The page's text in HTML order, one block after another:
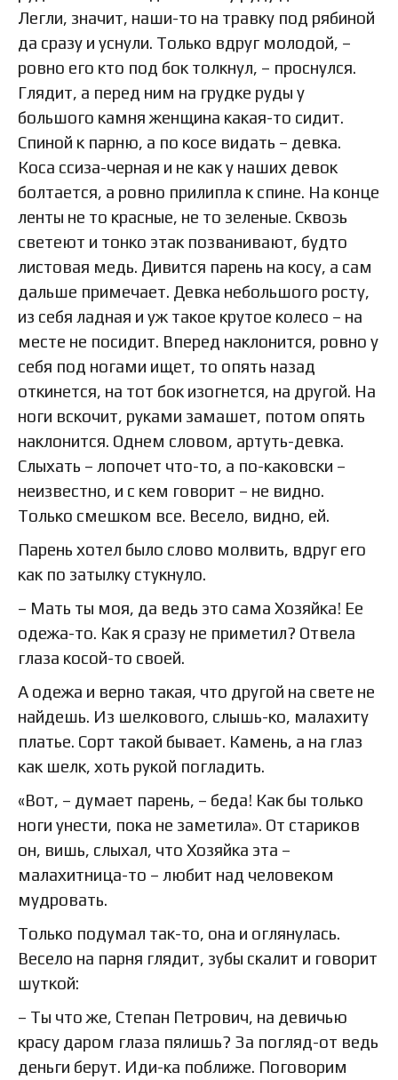
Легли, значит, наши-то на травку под рябиной
да сразу и уснули. Только вдруг молодой, –
ровно его кто под бок толкнул, – проснулся.
Глядит, а перед ним на грудке руды у
большого камня женщина какая-то сидит.
Спиной к парню, а по косе видать – девка.
Коса ссиза-черная и не как у наших девок
болтается, а ровно прилипла к спине. На конце
ленты не то красные, не то зеленые. Сквозь
светеют и тонко этак позванивают, будто
листовая медь. Дивится парень на косу, а сам
дальше примечает. Девка небольшого росту,
из себя ладная и уж такое крутое колесо – на
месте не посидит. Вперед наклонится, ровно у
себя под ногами ищет, то опять назад
откинется, на тот бок изогнется, на другой. На
ноги вскочит, руками замашет, потом опять
наклонится. Однем словом, артуть-девка.
Слыхать – лопочет что-то, а по-каковски –
неизвестно, и с кем говорит – не видно.
Только смешком все. Весело, видно, ей.
Парень хотел было слово молвить, вдруг его
как по затылку стукнуло.
– Мать ты моя, да ведь это сама Хозяйка! Ее
одежа-то. Как я сразу не приметил? Отвела
глаза косой-то своей.
А одежа и верно такая, что другой на свете не
найдешь. Из шелкового, слышь-ко, малахиту
платье. Сорт такой бывает. Камень, а на глаз
как шелк, хоть рукой погладить.
«Вот, – думает парень, – беда! Как бы только
ноги унести, пока не заметила». От стариков
он, вишь, слыхал, что Хозяйка эта –
малахитница-то – любит над человеком
мудровать.
Только подумал так-то, она и оглянулась.
Весело на парня глядит, зубы скалит и говорит
шуткой:
– Ты что же, Степан Петрович, на девичью
красу даром глаза пялишь? За погляд-от ведь
деньги берут. Иди-ка поближе. Поговорим